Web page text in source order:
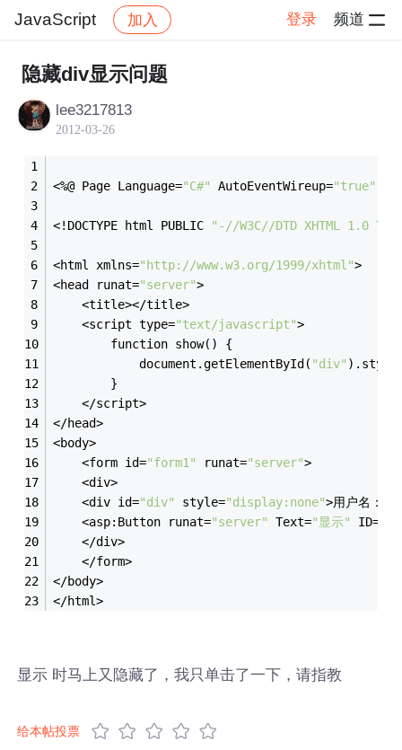
JavaScript 加入 登录 频道
社区 JavaScript
隐藏div显示问题
lee3217813
2012-03-26
<%@ Page Language="C#" AutoEventWireup="true"
<!DOCTYPE html PUBLIC "-//W3C//DTD XHTML 1.0
<html xmlns="http://www.w3.org/1999/xhtml">
<head runat="server">
    <title></title>
    <script type=
"text/javascript">
        function show() {
            document.getElementById(
"div"
        }
    </script>
</head>
<body>
    <form id=
"form1" runat="server">
    <div>
    <div id=
"div" style="display:none">用户名：
    <asp:Button runat=
"server" Text="显示" ID=
    </div>
    </form>
</body>
</html>
显示 时马上又隐藏了，我只单击了一下，请指教
给本帖投票